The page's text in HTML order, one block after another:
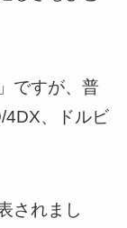
ですが、普
4DX、ドルビ
されまし